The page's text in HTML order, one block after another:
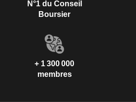
N°1 du Conseil
Boursier
+ 1 300 000
membres